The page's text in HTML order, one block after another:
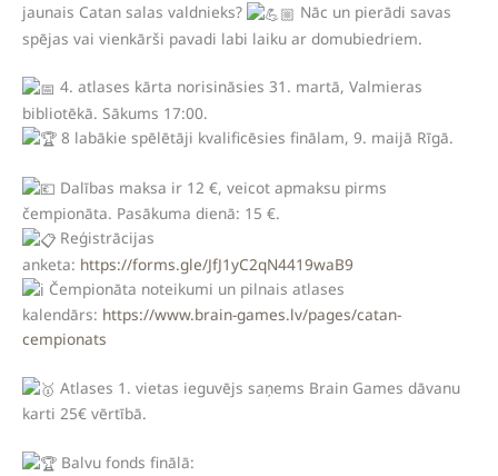
jaunais Catan salas valdnieks?
Nāc un pierādi savas
spējas vai vienkārši pavadi labi laiku ar domubiedriem.
4. atlases kārta norisināsies 31. martā, Valmieras
bibliotēkā. Sākums 17:00.
8 labākie spēlētāji kvalificēsies finālam, 9. maijā Rīgā.
Dalības maksa ir 12 €, veicot apmaksu pirms
čempionāta. Pasākuma dienā: 15 €.
Reģistrācijas
anketa: https://forms.gle/JfJ1yC2qN4419waB9
Čempionāta noteikumi un pilnais atlases
kalendārs: https://www.brain-games.lv/pages/catan-
cempionats
Atlases 1. vietas ieguvējs saņems Brain Games dāvanu
karti 25€ vērtībā.
Balvu fonds finālā: